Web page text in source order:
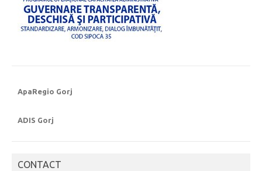
ApaRegio Gorj
ADIS Gorj
CONTACT